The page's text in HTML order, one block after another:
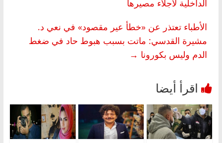
الداخلية لاجلاء مصيرها
الأطباء تعتذر عن «خطأ عير مقصود» في نعي د.
مشيرة القدسي: ماتت بسبب هبوط حاد في ضغط
الدم وليس بكورونا →